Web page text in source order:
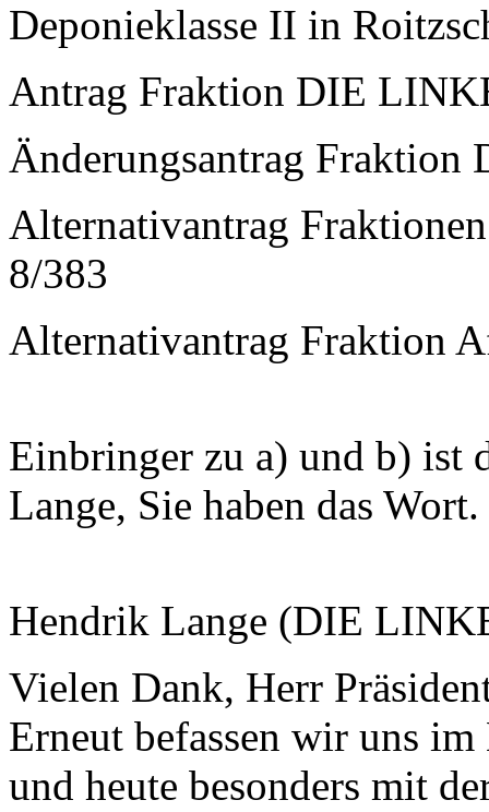
Deponieklasse II in
Antrag Fraktion DIE
Änderungsantrag
Alternativantrag
8/383
Alternativantrag Fraktion
Einbringer zu a) und b) ist
Lange, Sie haben das
Hendrik Lange (DIE
Vielen Dank, Herr
Erneut befassen wir uns
und heute besonders mit